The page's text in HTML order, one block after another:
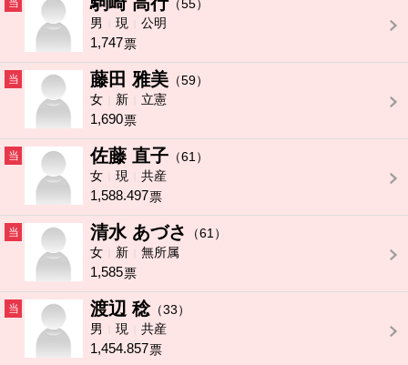
当
（55）
男
現 公明
1,747票
当 藤田 雅美 （59）
女
新 立憲
1,690票
当 佐藤 直子 （61）
女
現 共産
1,588.497票
当 清水 あづさ
（61）
女
新 無所属
1,585票
当 渡辺 稔（33）
男
現 共産
1,454.857票